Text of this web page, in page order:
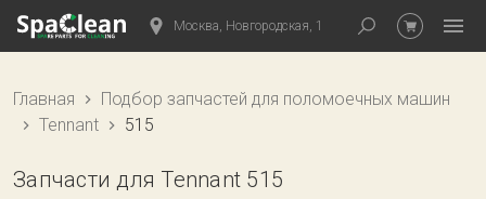
Москва, Новгородская, 1
Главная
Подбор запчастей для поломоечных машин
Tennant
515
Запчасти для Tennant 515